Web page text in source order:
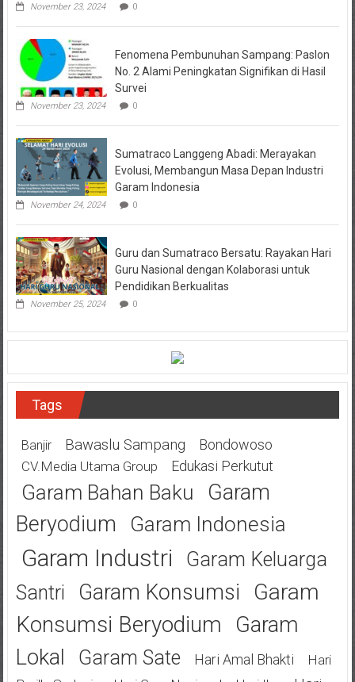
November 23, 2024 0
Fenomena Pembunuhan Sampang: Paslon
No. 2 Alami Peningkatan Signifikan di Hasil
Survei
November 23, 2024 0
Sumatraco Langgeng Abadi: Merayakan
Evolusi, Membangun Masa Depan Industri
Garam Indonesia
November 24, 2024 0
Guru dan Sumatraco Bersatu: Rayakan Hari
Guru Nasional dengan Kolaborasi untuk
Pendidikan Berkualitas
November 25, 2024 0
Tags
Banjir Bawaslu Sampang Bondowoso
CV.Media Utama Group Edukasi Perkutut
Garam Bahan Baku
Garam
Beryodium
Garam Indonesia
Garam Industri
Garam Keluarga
Santri
Garam Konsumsi
Garam
Konsumsi Beryodium
Garam
Lokal
Garam Sate Hari Amal Bhakti
Hari